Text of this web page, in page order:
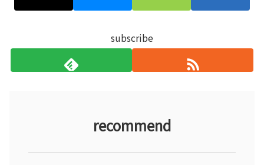
subscribe
recommend